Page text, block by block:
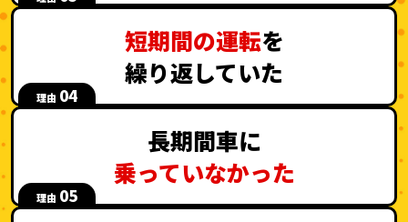
短期間の運転を
繰り返していた
理由 04
長期間車に
乗っていなかった
理由 05